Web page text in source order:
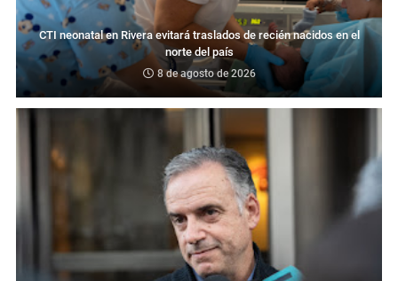
CTI neonatal en Rivera evitará traslados de recién nacidos en el
norte del país
8 de agosto de 2026